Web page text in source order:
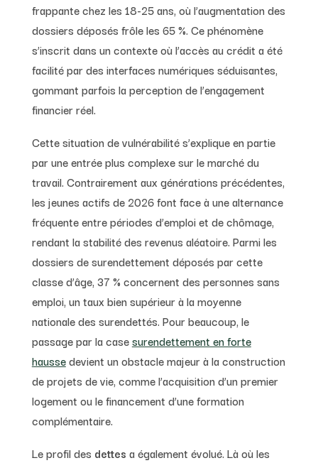
frappante chez les 18-25 ans, où l’augmentation des
dossiers déposés frôle les 65 %. Ce phénomène
s’inscrit dans un contexte où l’accès au crédit a été
facilité par des interfaces numériques séduisantes,
gommant parfois la perception de l’engagement
financier réel.
Cette situation de vulnérabilité s’explique en partie
par une entrée plus complexe sur le marché du
travail. Contrairement aux générations précédentes,
les jeunes actifs de 2026 font face à une alternance
fréquente entre périodes d’emploi et de chômage,
rendant la stabilité des revenus aléatoire. Parmi les
dossiers de surendettement déposés par cette
classe d’âge, 37 % concernent des personnes sans
emploi, un taux bien supérieur à la moyenne
nationale des surendettés. Pour beaucoup, le
passage par la casesurendettement en forte
haussedevient un obstacle majeur à la construction
de projets de vie, comme l’acquisition d’un premier
logement ou le financement d’une formation
complémentaire.
Le profil des dettes a également évolué. Là où les